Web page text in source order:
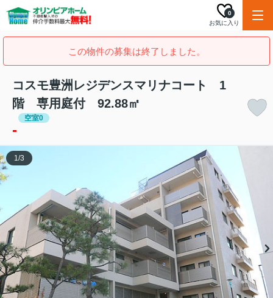
お気に入り
0
この物件の募集は終了しました。
コスモ豊洲レジデンスマリナコート 1
階 専用庭付 92.88㎡
空室0
-
1/3